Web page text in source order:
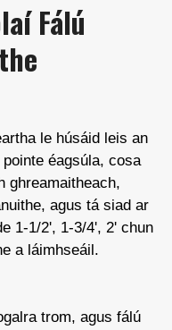
Fálú
le húsáid leis an
éagsúla, cosa
ghreamaitheach,
agus tá siad ar
1-1/2', 1-3/4', 2' chun
a láimhseáil.
trom, agus fálú